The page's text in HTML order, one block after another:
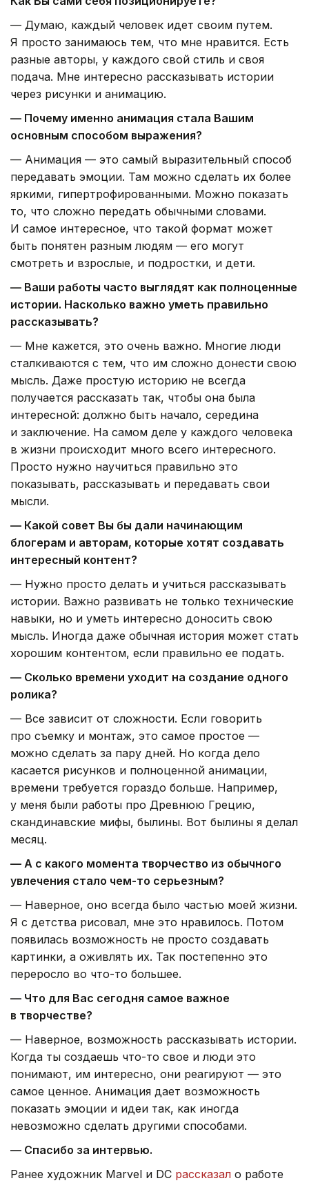
— Думаю, каждый человек идет своим путем.
Я просто занимаюсь тем, что мне нравится. Есть
разные авторы, у каждого свой стиль и своя
подача. Мне интересно рассказывать истории
через рисунки и анимацию.
— Почему именно анимация стала Вашим
основным способом выражения?
— Анимация — это самый выразительный способ
передавать эмоции. Там можно сделать их более
яркими, гипертрофированными. Можно показать
то, что сложно передать обычными словами.
И самое интересное, что такой формат может
быть понятен разным людям — его могут
смотреть и взрослые, и подростки, и дети.
— Ваши работы часто выглядят как полноценные
истории. Насколько важно уметь правильно
рассказывать?
— Мне кажется, это очень важно. Многие люди
сталкиваются с тем, что им сложно донести свою
мысль. Даже простую историю не всегда
получается рассказать так, чтобы она была
интересной: должно быть начало, середина
и заключение. На самом деле у каждого человека
в жизни происходит много всего интересного.
Просто нужно научиться правильно это
показывать, рассказывать и передавать свои
мысли.
— Какой совет Вы бы дали начинающим
блогерам и авторам, которые хотят создавать
интересный контент?
— Нужно просто делать и учиться рассказывать
истории. Важно развивать не только технические
навыки, но и уметь интересно доносить свою
мысль. Иногда даже обычная история может стать
хорошим контентом, если правильно ее подать.
— Сколько времени уходит на создание одного
ролика?
— Все зависит от сложности. Если говорить
про съемку и монтаж, это самое простое —
можно сделать за пару дней. Но когда дело
касается рисунков и полноценной анимации,
времени требуется гораздо больше. Например,
у меня были работы про Древнюю Грецию,
скандинавские мифы, былины. Вот былины я делал
месяц.
— А с какого момента творчество из обычного
увлечения стало чем-то серьезным?
— Наверное, оно всегда было частью моей жизни.
Я с детства рисовал, мне это нравилось. Потом
появилась возможность не просто создавать
картинки, а оживлять их. Так постепенно это
переросло во что-то большее.
— Что для Вас сегодня самое важное
в творчестве?
— Наверное, возможность рассказывать истории.
Когда ты создаешь что-то свое и люди это
понимают, им интересно, они реагируют — это
самое ценное. Анимация дает возможность
показать эмоции и идеи так, как иногда
невозможно сделать другими способами.
— Спасибо за интервью.
Ранее художник Marvel и DC рассказал о работе